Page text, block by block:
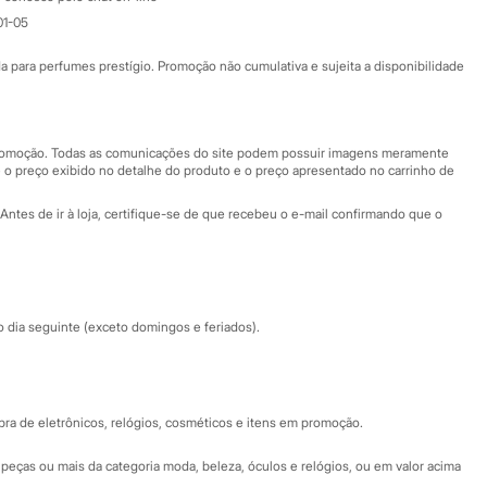
Fale conosco
Central de ética
Eventos
05
perfumes prestígio. Promoção não cumulativa e sujeita a disponibilidade
Todas as comunicações do site podem possuir imagens meramente
preço exibido no detalhe do produto e o preço apresentado no carrinho de
de ir à loja, certifique-se de que recebeu o e-mail confirmando que o
dia seguinte (exceto domingos e feriados).
de eletrônicos, relógios, cosméticos e itens em promoção.
ou mais da categoria moda, beleza, óculos e relógios, ou em valor acima